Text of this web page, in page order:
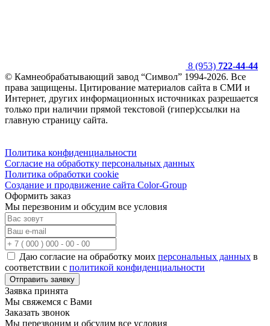
8 (953) 722-44-44
© Камнеобрабатывающий завод “Символ” 1994-2026. Все
права защищены. Цитирование материалов сайта в СМИ и
Интернет, других информационных источниках разрешается
только при наличии прямой текстовой (гипер)ссылки на
главную страницу сайта.
Политика конфиденциальности
Согласие на обработку персональных данных
Политика обработки cookie
Создание и продвижение сайта Color-Group
Оформить заказ
Мы перезвоним и обсудим все условия
Даю согласие на обработку моих персональных данных в
соответствии с политикой конфиденциальности
Отправить заявку
Заявка принята
Мы свяжемся с Вами
Заказать звонок
Мы перезвоним и обсудим все условия